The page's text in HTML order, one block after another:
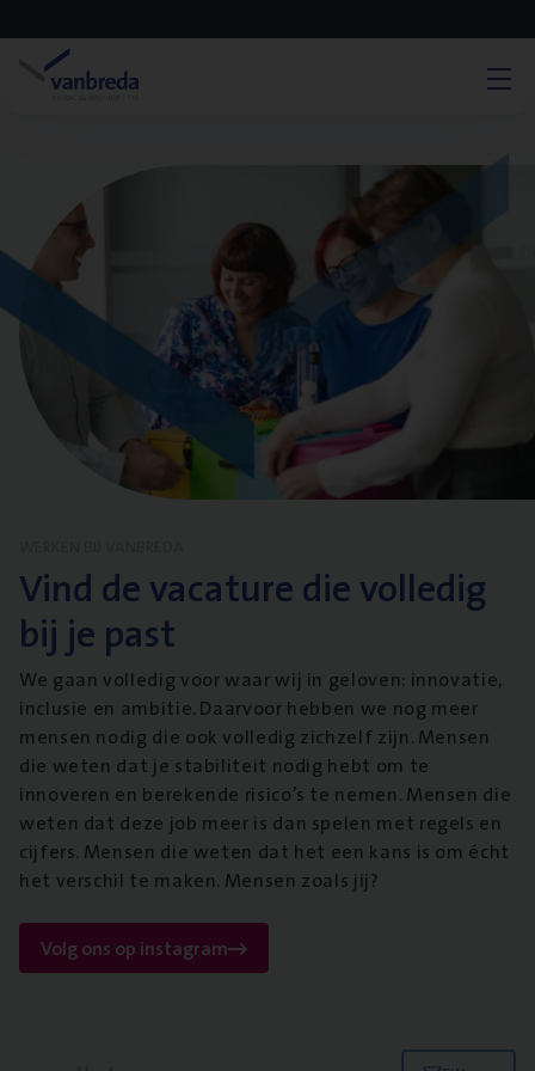
Vind de vacature die volledig
bij je past
We gaan volledig voor waar wij in geloven: innovatie,
inclusie en ambitie. Daarvoor hebben we nog meer
mensen nodig die ook volledig zichzelf zijn. Mensen
die weten dat je stabiliteit nodig hebt om te
innoveren en berekende risico’s te nemen. Mensen die
weten dat deze job meer is dan spelen met regels en
cijfers. Mensen die weten dat het een kans is om écht
het verschil te maken. Mensen zoals jij?
Volg ons op instagram